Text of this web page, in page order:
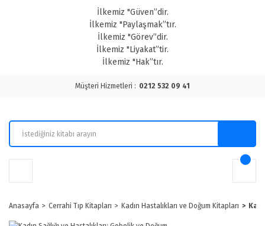
İlkemiz "Güven”dir.
İlkemiz "Paylaşmak”tır.
İlkemiz "Görev”dir.
İlkemiz "Liyakat”tir.
İlkemiz "Hak”tır.
Müşteri Hizmetleri : 0212 532 09 41
Anasayfa Cerrahi Tıp Kitapları Kadın Hastalıkları ve Doğum Kitapları